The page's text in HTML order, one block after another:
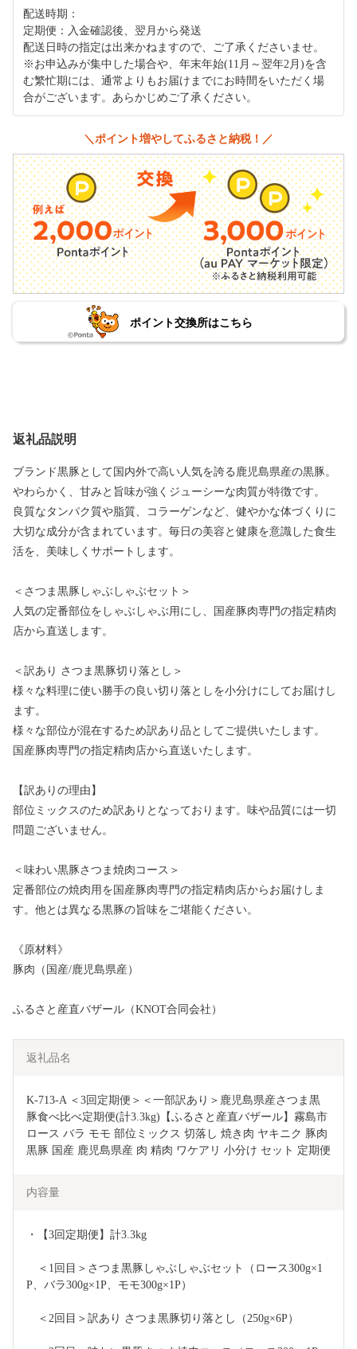
配送時期：
定期便：入金確認後、翌月から発送
配送日時の指定は出来かねますので、ご了承くださいませ。
※お申込みが集中した場合や、年末年始(11月～翌年2月)を含
む繁忙期には、通常よりもお届けまでにお時間をいただく場
合がございます。あらかじめご了承ください。
＼ポイント増やしてふるさと納税！／
ポイント交換所はこちら
返礼品説明
ブランド黒豚として国内外で高い人気を誇る鹿児島県産の黒豚。
やわらかく、甘みと旨味が強くジューシーな肉質が特徴です。
良質なタンパク質や脂質、コラーゲンなど、健やかな体づくりに
大切な成分が含まれています。毎日の美容と健康を意識した食生
活を、美味しくサポートします。
＜さつま黒豚しゃぶしゃぶセット＞
人気の定番部位をしゃぶしゃぶ用にし、国産豚肉専門の指定精肉
店から直送します。
＜訳あり さつま黒豚切り落とし＞
様々な料理に使い勝手の良い切り落としを小分けにしてお届けし
ます。
様々な部位が混在するため訳あり品としてご提供いたします。
国産豚肉専門の指定精肉店から直送いたします。
【訳ありの理由】
部位ミックスのため訳ありとなっております。味や品質には一切
問題ございません。
＜味わい黒豚さつま焼肉コース＞
定番部位の焼肉用を国産豚肉専門の指定精肉店からお届けしま
す。他とは異なる黒豚の旨味をご堪能ください。
《原材料》
豚肉（国産/鹿児島県産）
ふるさと産直バザール（KNOT合同会社）
返礼品名
K-713-A ＜3回定期便＞＜一部訳あり＞鹿児島県産さつま黒
豚食べ比べ定期便(計3.3kg)【ふるさと産直バザール】霧島市
ロース バラ モモ 部位ミックス 切落し 焼き肉 ヤキニク 豚肉
黒豚 国産 鹿児島県産 肉 精肉 ワケアリ 小分け セット 定期便
内容量
・【3回定期便】計3.3kg
＜1回目＞さつま黒豚しゃぶしゃぶセット（ロース300g×1
P、バラ300g×1P、モモ300g×1P）
＜2回目＞訳あり さつま黒豚切り落とし（250g×6P）